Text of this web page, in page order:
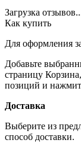
Загрузка
Как купить
Для оформления
Добавьте
страницу
позиций и
Доставка
Выберите из
способ доставки.